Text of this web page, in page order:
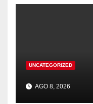
UNCATEGORIZED
AGO 8, 2026